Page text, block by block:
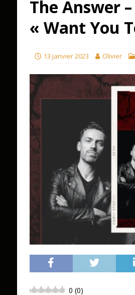
The Answer
« Want You
13 janvier 2023 Olivier
0 (0)